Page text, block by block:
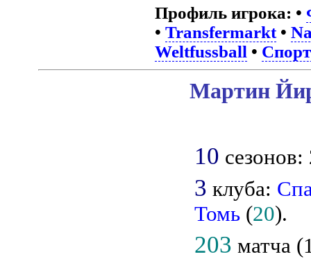
Профиль игрока: •
• Transfermarkt•
Weltfussball •
Мартин
10
3 клуба:
Томь(20).
203 матча